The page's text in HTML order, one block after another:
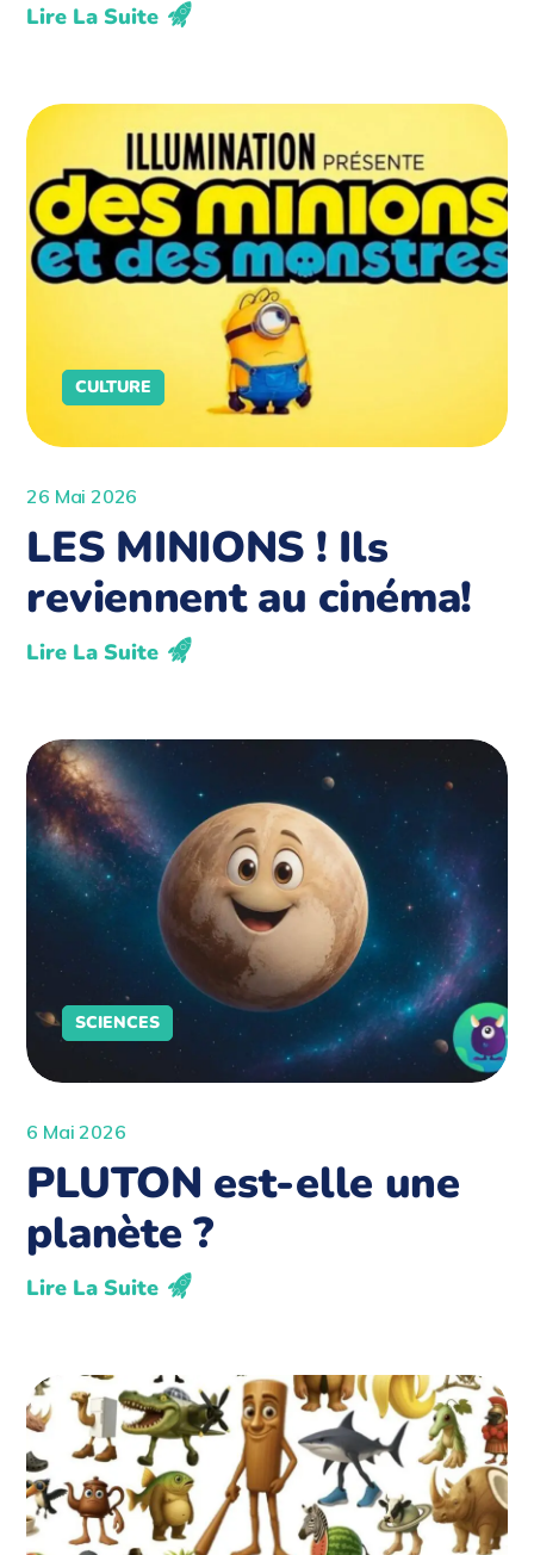
Lire La Suite
CULTURE
26 Mai 2026
LES MINIONS ! Ils
reviennent au cinéma!
Lire La Suite
SCIENCES
6 Mai 2026
PLUTON est-elle une
planète ?
Lire La Suite